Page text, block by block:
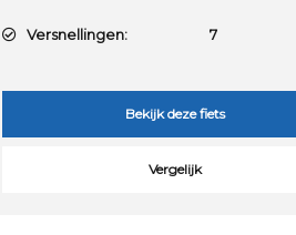
Versnellingen: 7
Bekijk deze fiets
Vergelijk